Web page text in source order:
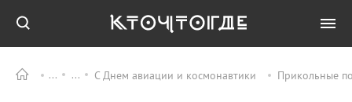
С Днем авиации и космонавтики Прикольные
ПРАЗДНИКИ Все